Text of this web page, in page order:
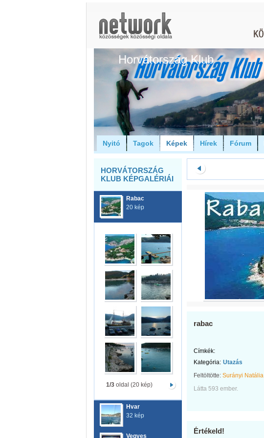
Horvátország Klub
Nyitó Tagok Képek Hírek Fórum
HORVÁTORSZÁG
KLUB KÉPGALÉRIÁI
Rabac
20 kép
1/3oldal (20 kép)
Hvar
32 kép
Vegyes
rabac
Címkék:
Kategória: Utazás
Feltöltötte: Surányi Natália
Látta 593 ember.
Értékeld!